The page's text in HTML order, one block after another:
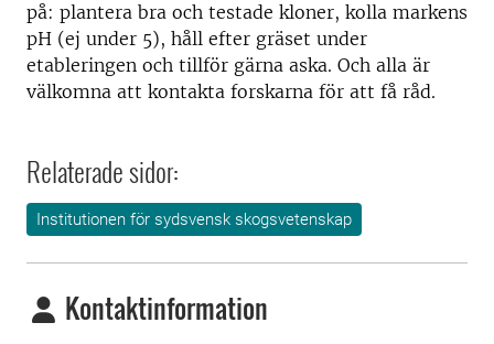
på: plantera bra och testade kloner, kolla markens
pH (ej under 5), håll efter gräset under
etableringen och tillför gärna aska. Och alla är
välkomna att kontakta forskarna för att få råd.
Relaterade sidor:
Institutionen för sydsvensk skogsvetenskap
Kontaktinformation